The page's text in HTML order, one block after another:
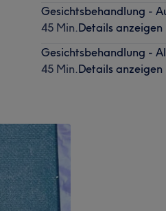
Gesichtsbehandlung -
45 Min.Details anzeigen
Gesichtsbehandlung -
45 Min.Details anzeigen